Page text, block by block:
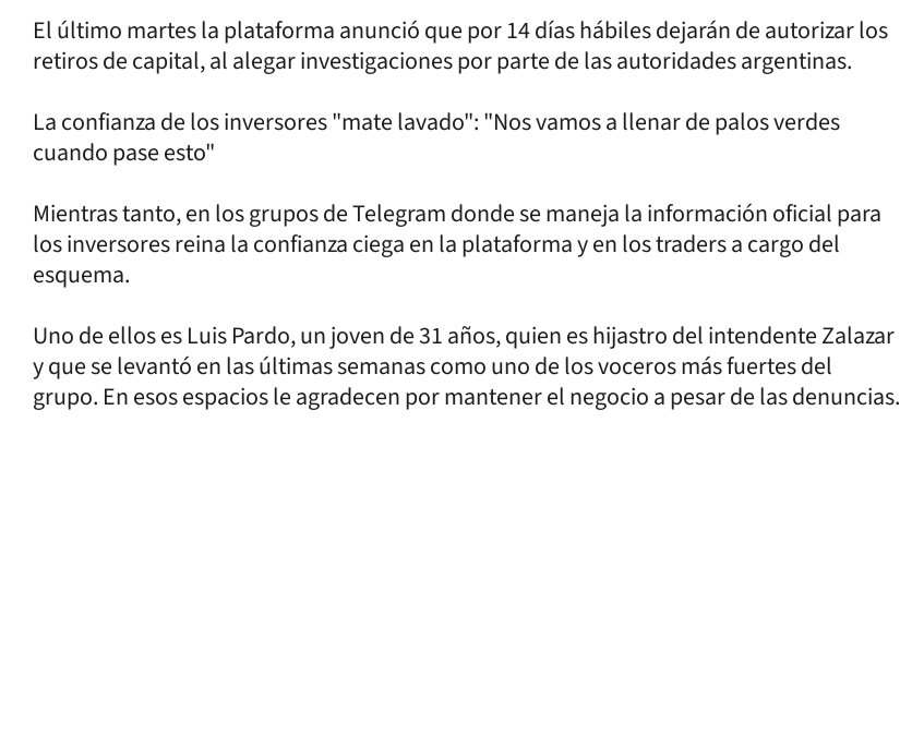
El último martes la plataforma anunció que por 14 días hábiles dejarán de autorizar los
retiros de capital, al alegar investigaciones por parte de las autoridades argentinas.
La confianza de los inversores "mate lavado": "Nos vamos a llenar de palos verdes
cuando pase esto"
Mientras tanto, en los grupos de Telegram donde se maneja la información oficial para
los inversores reina la confianza ciega en la plataforma y en los traders a cargo del
esquema.
Uno de ellos es Luis Pardo, un joven de 31 años, quien es hijastro del intendente Zalazar
y que se levantó en las últimas semanas como uno de los voceros más fuertes del
grupo. En esos espacios le agradecen por mantener el negocio a pesar de las denuncias.